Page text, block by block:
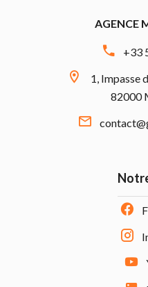
AGENCE
+33
1, Impasse
82000